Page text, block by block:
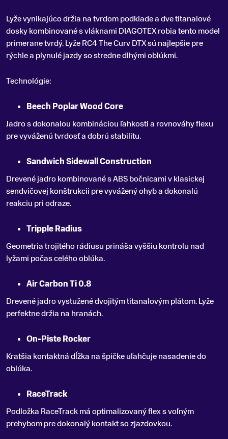
Lyže vynikajúco držia na tvrdom podklade a dve titanalové
dosky kombinované s vláknami DIAGOTEX robia tento model
primerane tvrdý. Lyže RC4 The Curv DTX sú najlepšie pre
rýchle a plynulé jazdy so stredne dlhými oblúkmi.
Technológie:
Beech Poplar Wood Core
Jadro s dokonalou kombináciou ľahkosti a rovnováhy flexu
pre vyváženú tvrdosť a dobrú stabilitu.
Sandwich Sidewall Construction
Drevené jadro kombinované s ABS bočnicami v klasickej
sendvičovej konštrukcii pre vyvážený ohyb a dokonalú
reakciu pri odraze.
Tripple Radius
Geometria trojitého rádiusu prináša vyššiu kontrolu nad
lyžami počas celého oblúka.
Air Carbon Ti 0.8
Drevené jadro vystužené dvojitým titanalovým plátom. Lyže
perfektne držia na hranách.
On-Piste Rocker
Kratšia kontaktná dĺžka na špičke uľahčuje nasadenie do
oblúka.
RaceTrack
Podložka RaceTrack má optimalizovaný flex s voľným
prehybom pre dokonalý kontakt so zjazdovkou.